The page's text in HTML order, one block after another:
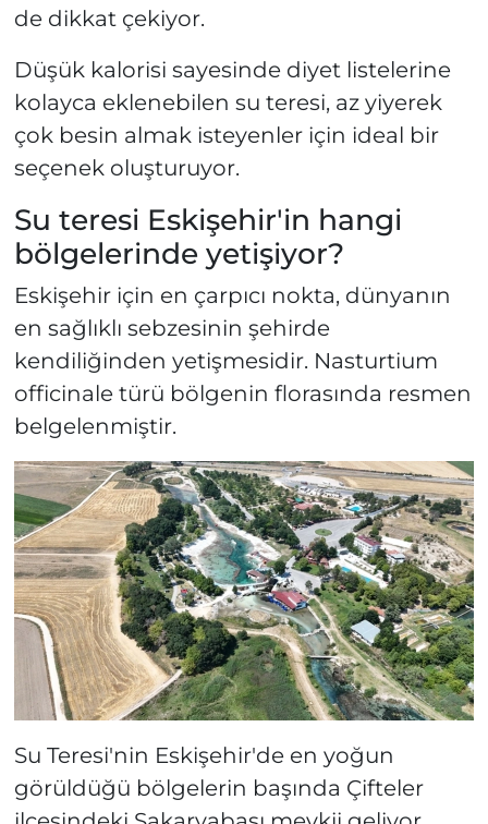
de dikkat çekiyor.
Düşük kalorisi sayesinde diyet listelerine
kolayca eklenebilen su teresi, az yiyerek
çok besin almak isteyenler için ideal bir
seçenek oluşturuyor.
Su teresi Eskişehir'in hangi
bölgelerinde yetişiyor?
Eskişehir için en çarpıcı nokta, dünyanın
en sağlıklı sebzesinin şehirde
kendiliğinden yetişmesidir. Nasturtium
officinale türü bölgenin florasında resmen
belgelenmiştir.
Su Teresi'nin Eskişehir'de en yoğun
görüldüğü bölgelerin başında Çifteler